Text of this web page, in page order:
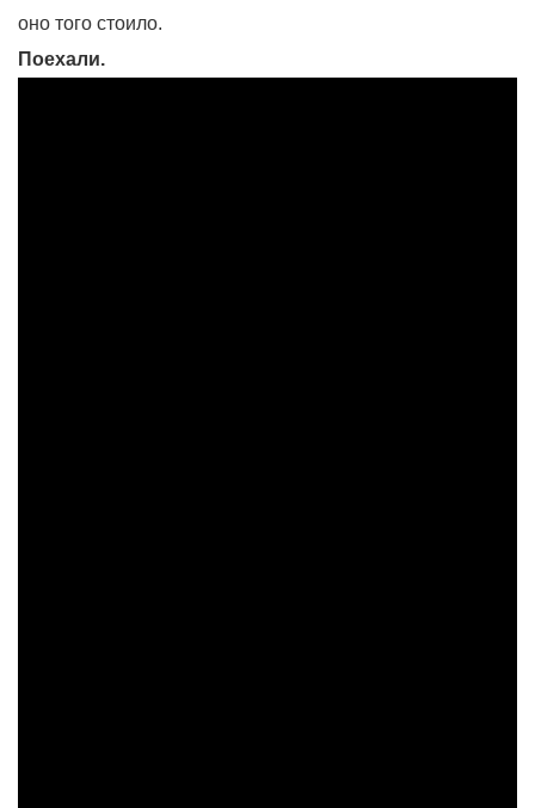
оно того стоило.
Поехали.